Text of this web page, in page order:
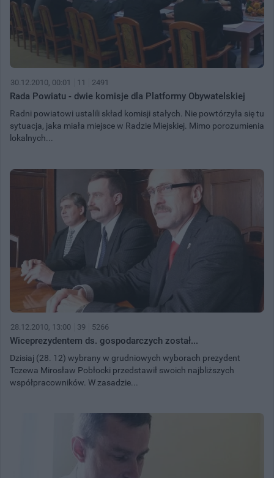
30.12.2010, 00:01 11 2491
Rada Powiatu - dwie komisje dla Platformy Obywatelskiej
Radni powiatowi ustalili skład komisji stałych. Nie powtórzyła się tu
sytuacja, jaka miała miejsce w Radzie Miejskiej. Mimo porozumienia
lokalnych...
28.12.2010, 13:00 39 5266
Wiceprezydentem ds. gospodarczych został...
Dzisiaj (28. 12) wybrany w grudniowych wyborach prezydent
Tczewa Mirosław Pobłocki przedstawił swoich najbliższych
współpracowników. W zasadzie...